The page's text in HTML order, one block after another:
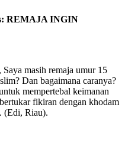
REMAJA INGIN
masih remaja umur 15
Dan bagaimana caranya?
mempertebal keimanan
fikiran dengan khodam
(Edi, Riau).